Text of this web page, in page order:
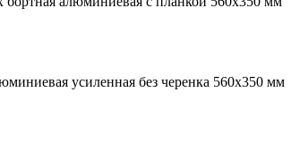
усиленная без черенка 560х350 мм